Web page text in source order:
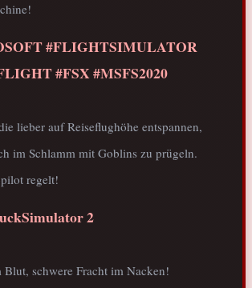
#FLIGHTSIMULATOR
#FSX #MSFS2020
lieber auf Reiseflughöhe entspannen,
im Schlamm mit Goblins zu prügeln.
regelt!
2
Blut, schwere Fracht im Nacken!